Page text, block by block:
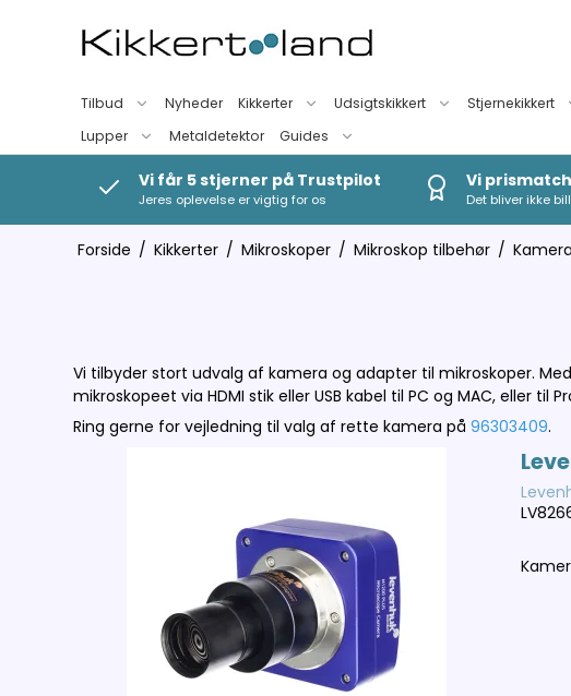
Tilbud Nyheder Kikkerter Udsigtskikkert Stjernekikkert
Lupper
Metaldetektor Guides
Vi får 5 stjerner på Trustpilot
Jeres oplevelse er vigtig for os
Vi
Det bliver ikke
Forside / Kikkerter / Mikroskoper / Mikroskop tilbehør /
Vi tilbyder stort udvalg af kamera og adapter til mikroskoper.
mikroskopeet via HDMI stik eller USB kabel til PC og MAC, eller til
Ring gerne for vejledning til valg af rette kamera på96303409.